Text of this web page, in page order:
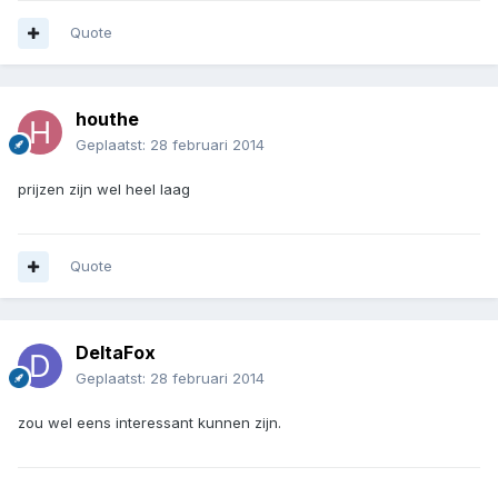
Quote
houthe
Geplaatst: 28 februari 2014
prijzen zijn wel heel laag
Quote
DeltaFox
Geplaatst: 28 februari 2014
zou wel eens interessant kunnen zijn.